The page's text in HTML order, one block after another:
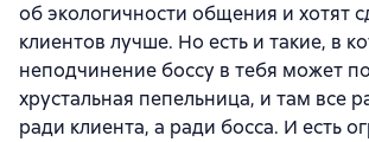
об экологичности общения и хотят
клиентов лучше. Но есть и такие, в
неподчинение боссу в тебя может
хрустальная пепельница, и там все
ради клиента, а ради босса. И есть